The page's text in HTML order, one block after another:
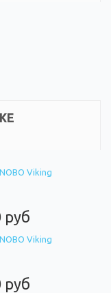
руб
руб